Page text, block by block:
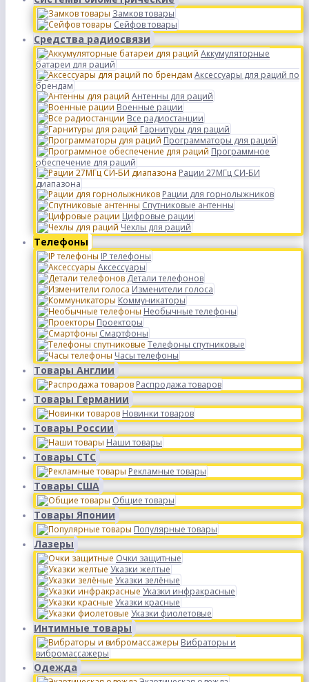
Замков товары
Сейфов товары
Средства радиосвязи
Аккумуляторные
батареи для раций
Аксессуары для раций по
брендам
Антенны для раций
Военные рации
Все радиостанции
Гарнитуры для раций
Программаторы для раций
Программное
обеспечение для раций
Рации 27МГц СИ-БИ
диапазона
Рации для горнолыжников
Спутниковые антенны
Цифровые рации
Чехлы для раций
Телефоны
IP телефоны
Аксессуары
Детали телефонов
Изменители голоса
Коммуникаторы
Необычные телефоны
Проекторы
Смартфоны
Телефоны спутниковые
Часы телефоны
Товары Англии
Распродажа товаров
Товары Германии
Новинки товаров
Товары России
Наши товары
Товары СТС
Рекламные товары
Товары США
Общие товары
Товары Японии
Популярные товары
Лазеры
Очки защитные
Указки желтые
Указки зелёные
Указки инфракрасные
Указки красные
Указки фиолетовые
Интимные товары
Вибраторы и
вибромассажеры
Одежда